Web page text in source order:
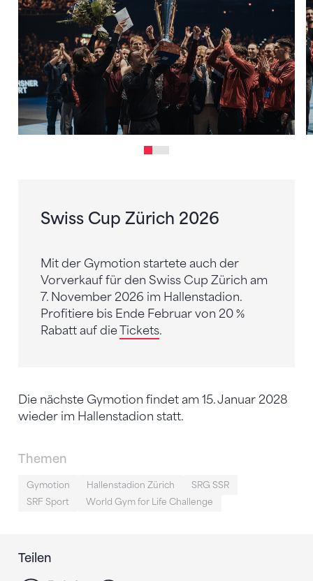
Swiss Cup Zürich 2026
Mit der Gymotion startete auch der
Vorverkauf für den Swiss Cup Zürich am
7. November 2026 im Hallenstadion.
Profitiere bis Ende Februar von 20 %
Rabatt auf dieTickets.
Die nächste Gymotion findet am 15. Januar 2028
wieder im Hallenstadion statt.
Themen
Gymotion Hallenstadion Zürich
SRG SSR
SRF Sport
World Gym for Life Challenge
Teilen